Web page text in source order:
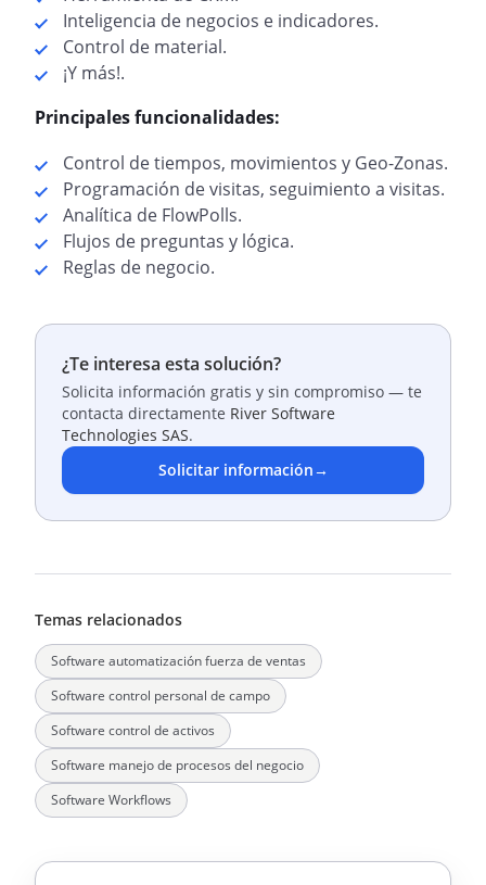
Inteligencia de negocios e indicadores.
Control de material.
¡Y más!.
Principales funcionalidades:
Control de tiempos, movimientos y Geo-Zonas.
Programación de visitas, seguimiento a visitas.
Analítica de FlowPolls.
Flujos de preguntas y lógica.
Reglas de negocio.
¿Te interesa esta solución?
Solicita información gratis y sin compromiso — te
contacta directamente River Software
Technologies SAS.
Solicitar información→
Temas relacionados
Software automatización fuerza de ventas
Software control personal de campo
Software control de activos
Software manejo de procesos del negocio
Software Workflows